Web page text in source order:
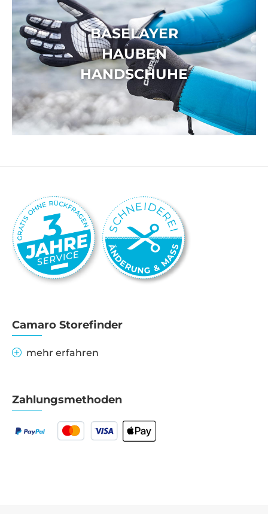
BASELAYER
HAUBEN
HANDSCHUHE
Camaro Storefinder
mehr erfahren
Zahlungsmethoden